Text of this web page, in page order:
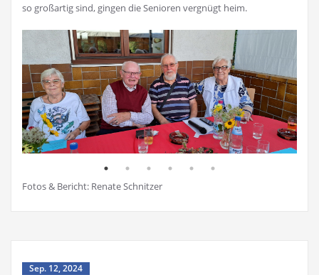
so großartig sind, gingen die Senioren vergnügt heim.
Fotos & Bericht: Renate Schnitzer
Sep. 12, 2024